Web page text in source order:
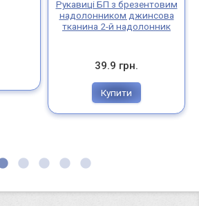
Рукавиці БП з брезентовим
надолонником джинсова
тканина 2-й надолонник
39.9 грн.
Купити